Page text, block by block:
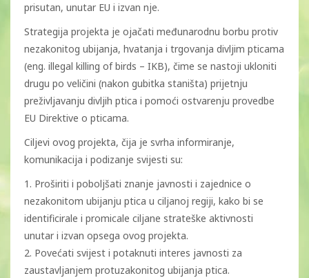
prisutan, unutar EU i izvan nje.
Strategija projekta je ojačati međunarodnu borbu protiv
nezakonitog ubijanja, hvatanja i trgovanja divljim pticama
(eng. illegal killing of birds – IKB), čime se nastoji ukloniti
drugu po veličini (nakon gubitka staništa) prijetnju
preživljavanju divljih ptica i pomoći ostvarenju provedbe
EU Direktive o pticama.
Ciljevi ovog projekta, čija je svrha informiranje,
komunikacija i podizanje svijesti su:
1. Proširiti i poboljšati znanje javnosti i zajednice o
nezakonitom ubijanju ptica u ciljanoj regiji, kako bi se
identificirale i promicale ciljane strateške aktivnosti
unutar i izvan opsega ovog projekta.
2. Povećati svijest i potaknuti interes javnosti za
zaustavljanjem protuzakonitog ubijanja ptica.